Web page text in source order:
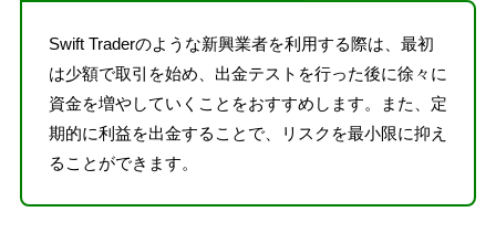
Swift Traderのような新興業者を利用する際は、最初
は少額で取引を始め、出金テストを行った後に徐々に
資金を増やしていくことをおすすめします。また、定
期的に利益を出金することで、リスクを最小限に抑え
ることができます。